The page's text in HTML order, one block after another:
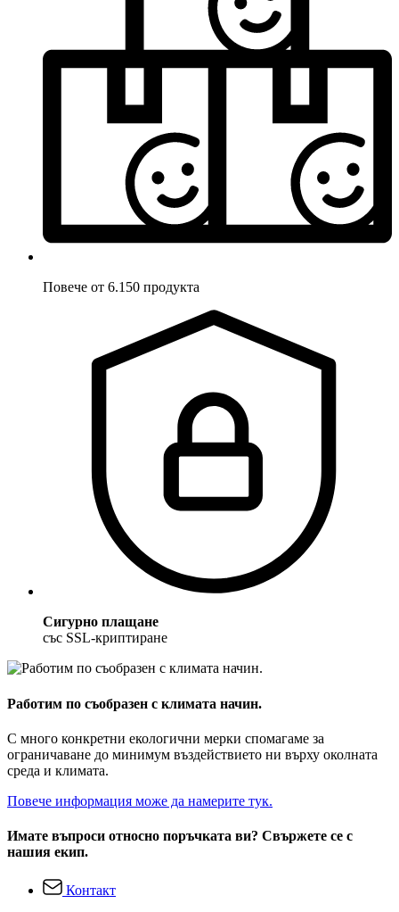
Повече от 6.150 продукта
Сигурно плащане
със SSL-криптиране
Работим по съобразен с климата начин.
С много конкретни екологични мерки спомагаме за
ограничаване до минимум въздействието ни върху околната
среда и климата.
Повече информация може да намерите тук.
Имате въпроси относно поръчката ви? Свържете се с
нашия екип.
Контакт